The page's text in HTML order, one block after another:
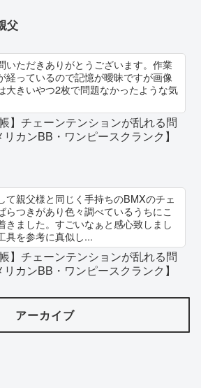
父
いただきありがとうございます。作業
経っているので記憶が曖昧ですが画像
大きいやつ2枚で問題なかったような気
】チェーンテンションが乱れる問
カンBB・ワンピースクランク】
て親父様と同じく手持ちのBMXのチェ
らつきがあり色々調べているうちにこ
きました。すごいなぁと感心致しまし
具を参考に真似し...
】チェーンテンションが乱れる問
カンBB・ワンピースクランク】
アーカイブ